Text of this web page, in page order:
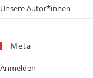
Unsere Autor*innen
Meta
Anmelden